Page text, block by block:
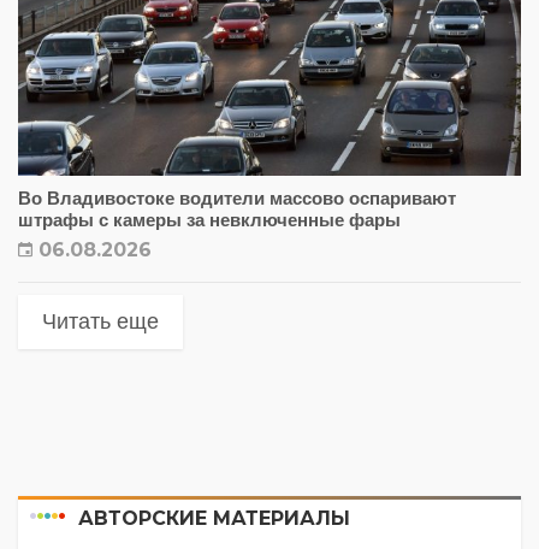
Во Владивостоке водители массово оспаривают
штрафы с камеры за невключенные фары
06.08.2026
Читать еще
АВТОРСКИЕ МАТЕРИАЛЫ